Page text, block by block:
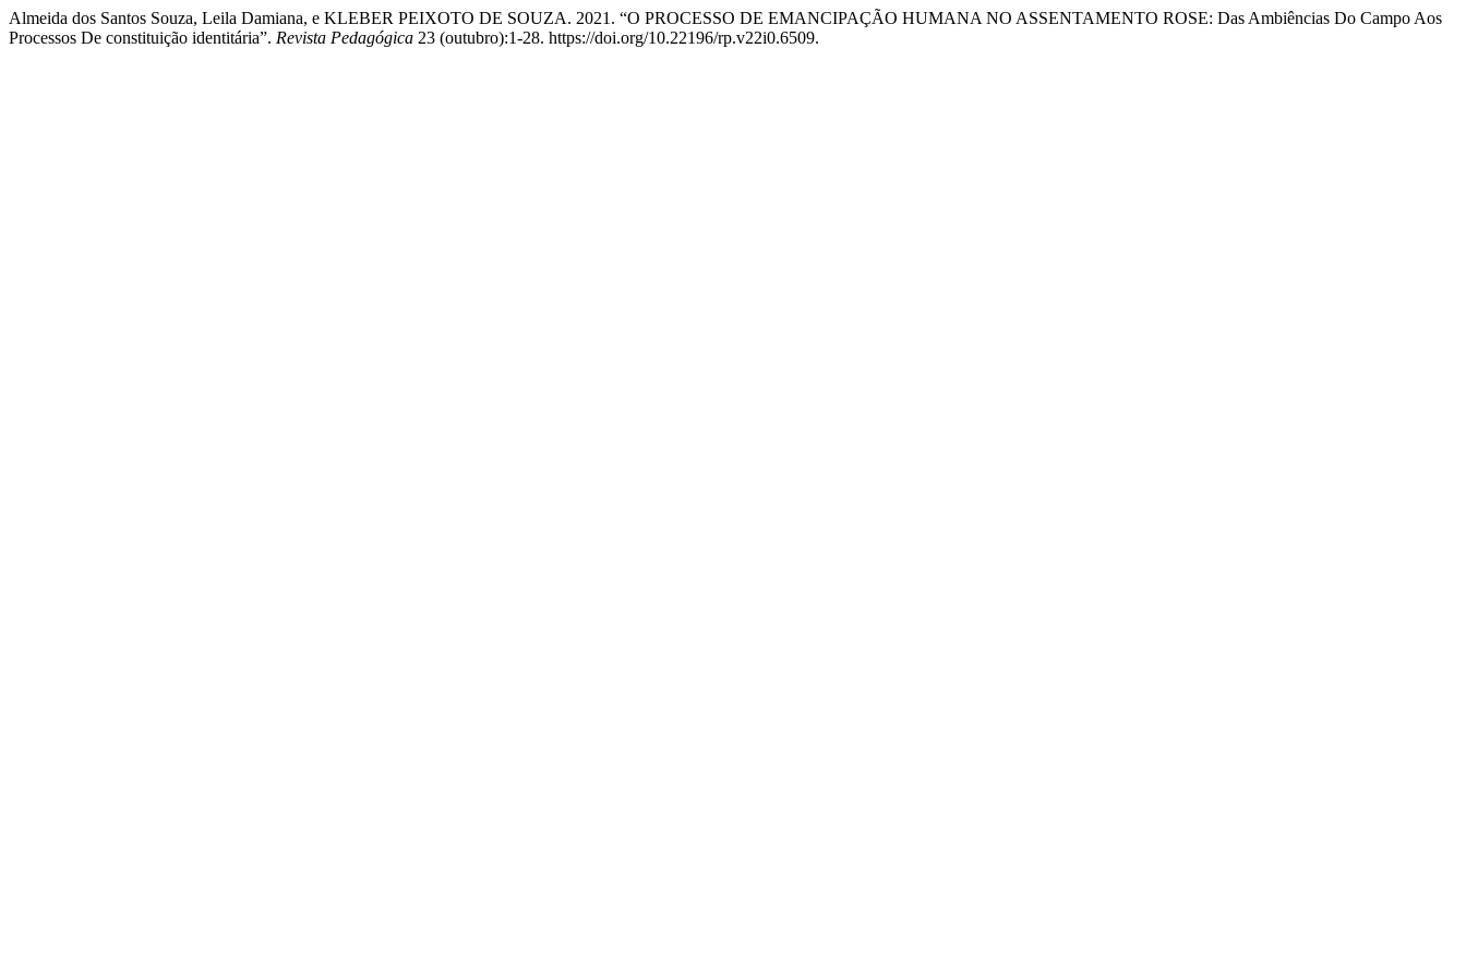
Almeida dos Santos Souza, Leila Damiana, e KLEBER PEIXOTO DE SOUZA. 2021. “O PROCESSO DE EMANCIPAÇÃO HUMANA NO ASSENTAMENTO ROSE: Das Ambiências Do Campo Aos
Processos De constituição identitária”. Revista Pedagógica 23 (outubro):1-28. https://doi.org/10.22196/rp.v22i0.6509.